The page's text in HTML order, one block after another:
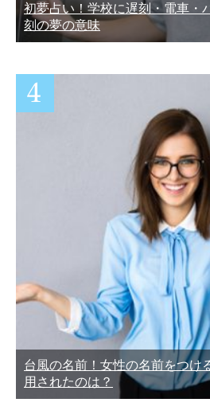
初夢占い！学校に遅刻・電車・
刻の夢の意味
台風の名前！女性の名前をつけ
用されたのは？